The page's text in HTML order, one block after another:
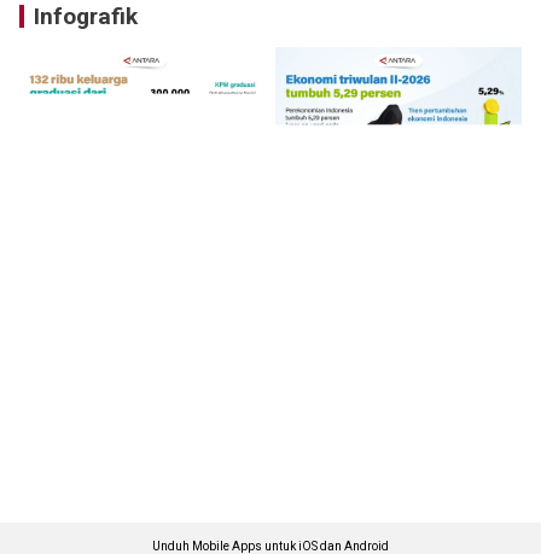
Infografik
Unduh Mobile Apps untuk iOS dan Android